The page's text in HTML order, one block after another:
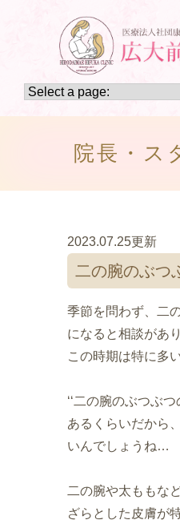
院長・ス
2023.07.25更新
二の腕のぶつ
季節を問わず、二
になると相談があ
この時期は特に多
‘‘二の腕のぶつぶつ
あるくらいだから
いんでしょうね…
二の腕や太ももな
ざらとした皮膚が